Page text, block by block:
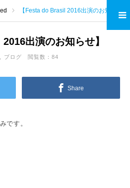
【Festa do Brasil 2016出演のお知らせ】
出演のお知らせ】
ブログ 閲覧数：84
Share
です。